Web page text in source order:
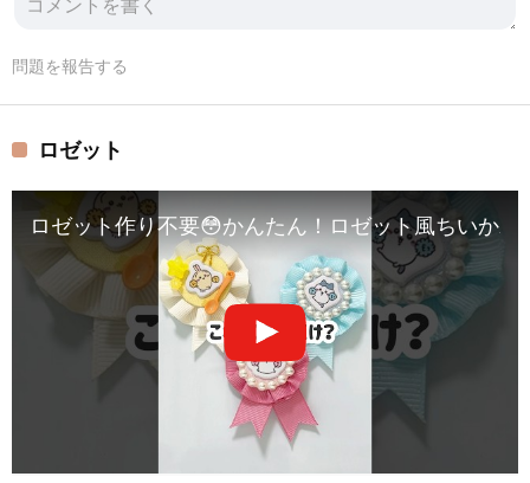
問題を報告する
ロゼット
ロゼット作り不要😳かんたん！ロゼット風ちいか